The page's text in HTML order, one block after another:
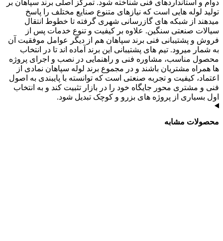
دوام و استانداردهای فنی شناخته شود. تمرکز اصلی برند سپاهان بر
تولید لوله هایی است که نیازهای متنوع صنایع مختلف را پاسخ
میدهند از شبکه های گازرسانی شهری گرفته تا خطوط انتقال
سیالات صنعتی سنگین. علاوه بر کیفیت و تنوع خدمات پس از
فروش و پشتیبانی فنی برند سپاهان هم از دیگر عوامل موفقیت آن
به شمار میرود. تیم های پشتیبانی این برند آماده اند تا در انتخاب
محصول مناسب، مشاوره فنی و راهنمایی در نصب و اجرای پروژه
ها همراه مشتریان باشند و در مجموع برند لوله سپاهان نمادی از
اعتماد، کیفیت و تجربه صنعتی است که توانسته با پایبندی به اصول
فنی و مشتری محور جایگاه خود را در بازار تثبیت کند و به انتخاب
اول بسیاری از پروژه های بزرو و کوچک تبدیل شود.
محصولات مشابه